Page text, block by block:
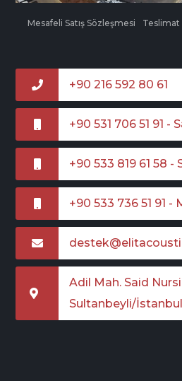
Mesafeli Satış Sözleşmesi Teslimat
+90 216 592 80 61
+90 531 706 51 91 -
+90 533 819 61 58 -
+90 533 736 51 91 -
Adil Mah. Said
Sultanbeyli/İstanbul